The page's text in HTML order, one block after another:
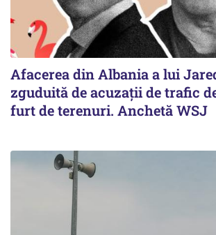
Afacerea din Albania a lui
zguduită de acuzații de trafic
furt de terenuri. Anchetă WSJ